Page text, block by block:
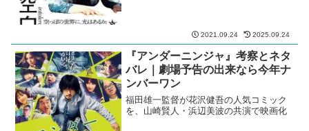
2021.09.24 2025.09.24
『アンダーニンジャ』考察とネタ
バレ｜劇場予告の出来なら今年ナ
ンバーワン
福田雄一監督が花沢健吾の人気コミック
を、山崎賢人・浜辺美波の共演で映画化